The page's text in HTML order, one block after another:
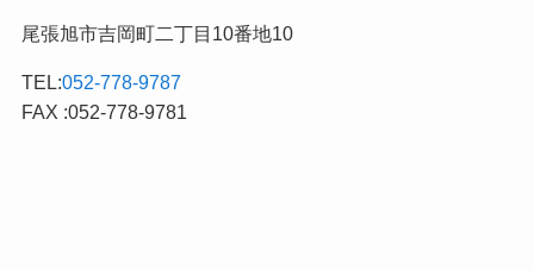
尾張旭市吉岡町二丁目10番地10
TEL:052-778-9787
FAX :052-778-9781